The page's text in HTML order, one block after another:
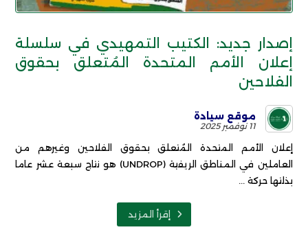
إصدار جديد: الكتيب التمهيدي في سلسلة
إعلان الأمم المتحدة المُتعلق بحقوق
الفلاحين
موقع سيادة
11 نوفمبر 2025
إعلان الأمم المتحدة المُتعلق بحقوق الفلاحين وغيرهم من
العاملين في المناطق الريفية (UNDROP) هو نتاج سبعة عشر عاما
بذلتها حركة ...
إقرأ المزيد